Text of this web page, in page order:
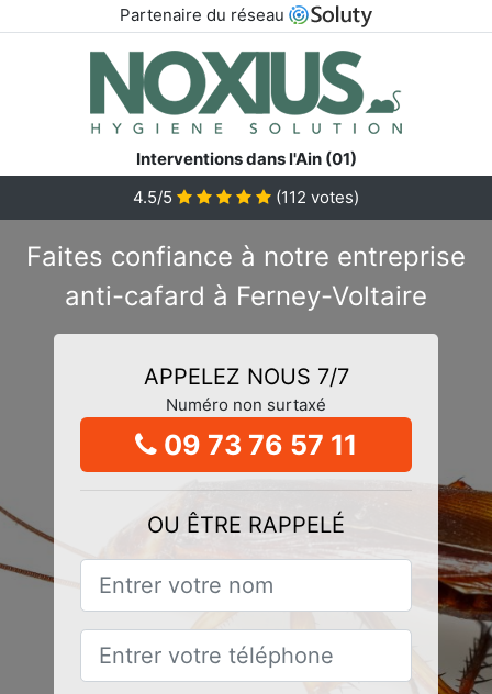
Partenaire du réseau
Interventions dans l'Ain (01)
4.5/5
(112 votes)
Faites confiance à notre entreprise
anti-cafard à Ferney-Voltaire
APPELEZ NOUS 7/7
Numéro non surtaxé
09 73 76 57 11
OU ÊTRE RAPPELÉ